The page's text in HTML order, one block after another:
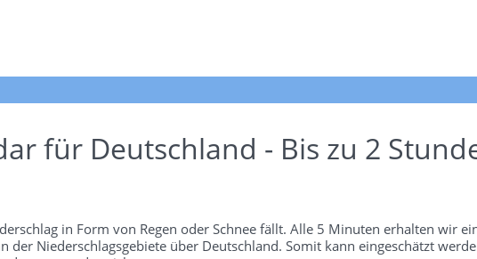
für Deutschland - Bis zu 2
in Form von Regen oder Schnee fällt. Alle 5 Minuten erhalten wir
Niederschlagsgebiete über Deutschland. Somit kann eingeschätzt